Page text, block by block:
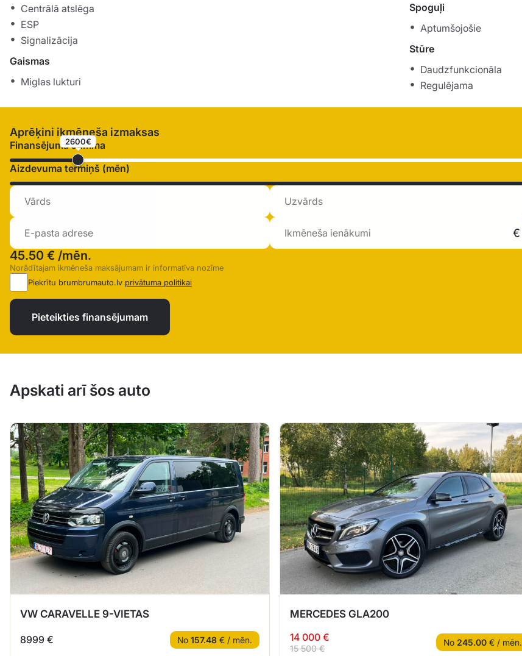
Centrālā atslēga
ESP
Signalizācija
Gaismas
Miglas lukturi
Spoguļi
Aptumšojošie
Stūre
Daudzfunkcionāla
Regulējama
Aprēķini ikmēneša izmaksas
Finansējuma summa
2600€
Aizdevuma termiņš (mēn)
45.50 € /mēn.
Norādītajam ikmēneša maksājumam ir informatīva nozīme
Piekrītu brumbrumauto.lv privātuma politikai
Pieteikties finansējumam
Apskati arī šos auto
VW CARAVELLE 9-VIETAS
8999 € No 157.48 € / mēn.
MERCEDES GLA200
14 000 €
15 500 €
No 245.00 € / mēn.